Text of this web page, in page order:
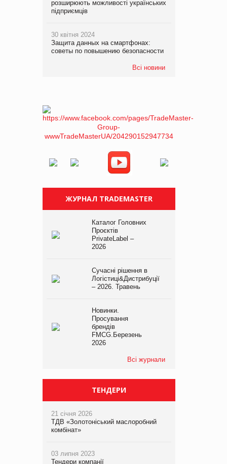
розширюють можливості українських
підприємців
30 квітня 2024
Защита данных на смартфонах:
советы по повышению безопасности
Всі новини
ЖУРНАЛ TRADEMASTER
Каталог Головних
Проєктів
PrivateLabel –
2026
Сучасні рішення в
Логістиці&Дистрибуції
– 2026. Травень
Новинки.
Просування
брендів
FMCG.Березень
2026
Всі журнали
ТЕНДЕРИ
21 січня 2026
ТДВ «Золотоніський маслоробний
комбінат»
03 липня 2023
Тендери компанії